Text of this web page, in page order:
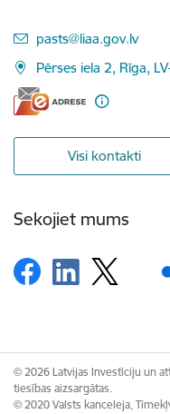
E-pasts:
pasts@liaa.gov.lv
Pērses iela 2, Rīga,
Visi kontakti
Sekojiet mums
© 2026 Latvijas Investīciju un
tiesības aizsargātas.
© 2020 Valsts kanceleja,